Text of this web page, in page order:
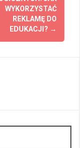
WYKORZYSTAĆ
REKLAMĘ DO
EDUKACJI? →